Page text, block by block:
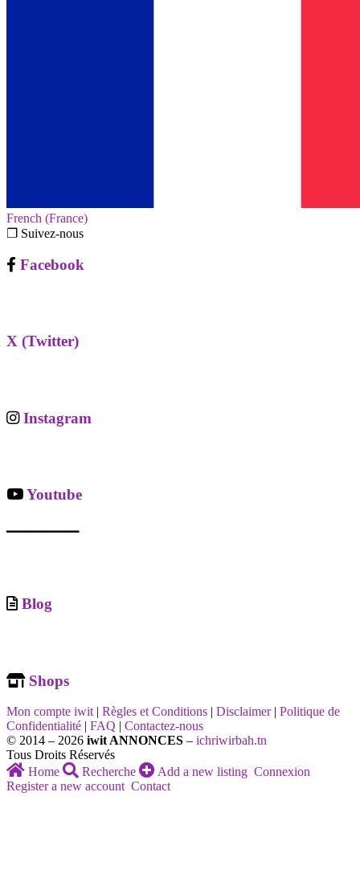
French (France)‎
❐ Suivez-nous
Facebook
X (Twitter)
Instagram
Youtube
ـــــــــــــــ
Blog
Shops
Mon compte iwit | Règles et Conditions | Disclaimer | Politique de
Confidentialité | FAQ | Contactez-nous
© 2014 – 2026 iwit ANNONCES – ichriwirbah.tn
Tous Droits Réservés
Home
Recherche Add a new listing Connexion
Register a new account Contact